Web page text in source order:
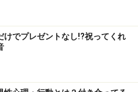
けでプレゼントなし!?祝ってくれ